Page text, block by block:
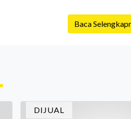
kepemilikan hunian maupun
Namun dalam prosesnya,
Baca
DIJUAL